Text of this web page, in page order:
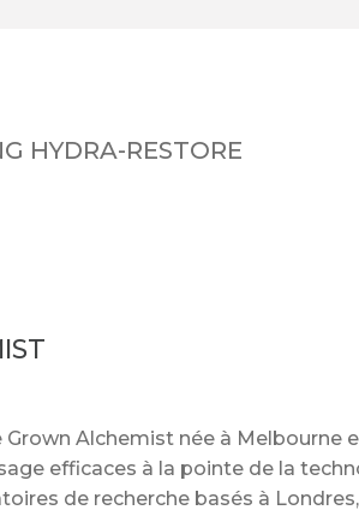
HYDRA-RESTORE
Alchemist née à Melbourne
efficaces à la pointe de la
de recherche basés à